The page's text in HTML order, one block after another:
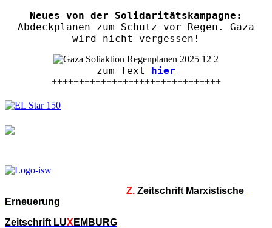
Neues von der Solidaritätskampagne:
Abdeckplanen zum Schutz vor Regen. Gaza
wird nicht vergessen!
zum Text hier
+++++++++++++++++++++++++++++++
Z. Zeitschrift Marxistische
Erneuerung
Zeitschrift LUX EMBURG